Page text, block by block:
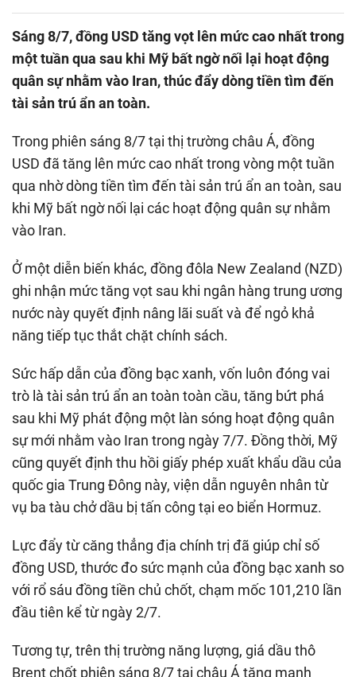
Sáng 8/7, đồng USD tăng vọt lên mức cao nhất trong
một tuần qua sau khi Mỹ bất ngờ nối lại hoạt động
quân sự nhằm vào Iran, thúc đẩy dòng tiền tìm đến
tài sản trú ẩn an toàn.
Trong phiên sáng 8/7 tại thị trường châu Á, đồng
USD đã tăng lên mức cao nhất trong vòng một tuần
qua nhờ dòng tiền tìm đến tài sản trú ẩn an toàn, sau
khi Mỹ bất ngờ nối lại các hoạt động quân sự nhằm
vào Iran.
Ở một diễn biến khác, đồng đôla New Zealand (NZD)
ghi nhận mức tăng vọt sau khi ngân hàng trung ương
nước này quyết định nâng lãi suất và để ngỏ khả
năng tiếp tục thắt chặt chính sách.
Sức hấp dẫn của đồng bạc xanh, vốn luôn đóng vai
trò là tài sản trú ẩn an toàn toàn cầu, tăng bứt phá
sau khi Mỹ phát động một làn sóng hoạt động quân
sự mới nhằm vào Iran trong ngày 7/7. Đồng thời, Mỹ
cũng quyết định thu hồi giấy phép xuất khẩu dầu của
quốc gia Trung Đông này, viện dẫn nguyên nhân từ
vụ ba tàu chở dầu bị tấn công tại eo biển Hormuz.
Lực đẩy từ căng thẳng địa chính trị đã giúp chỉ số
đồng USD, thước đo sức mạnh của đồng bạc xanh so
với rổ sáu đồng tiền chủ chốt, chạm mốc 101,210 lần
đầu tiên kể từ ngày 2/7.
Tương tự, trên thị trường năng lượng, giá dầu thô
Brent chốt phiên sáng 8/7 tại châu Á tăng mạnh